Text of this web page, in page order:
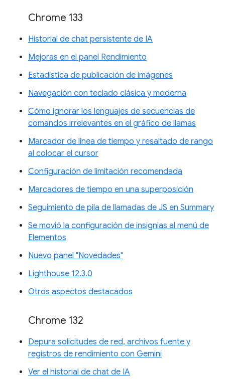
Chrome 133
Historial de chat persistente de IA
Mejoras en el panel Rendimiento
Estadística de publicación de imágenes
Navegación con teclado clásica y moderna
Cómo ignorar los lenguajes de secuencias de
comandos irrelevantes en el gráfico de llamas
Marcador de línea de tiempo y resaltado de rango
al colocar el cursor
Configuración de limitación recomendada
Marcadores de tiempo en una superposición
Seguimiento de pila de llamadas de JS en Summary
Se movió la configuración de insignias al menú de
Elementos
Nuevo panel "Novedades"
Lighthouse 12.3.0
Otros aspectos destacados
Chrome 132
Depura solicitudes de red, archivos fuente y
registros de rendimiento con Gemini
Ver el historial de chat de IA